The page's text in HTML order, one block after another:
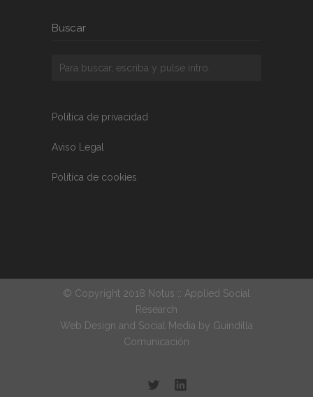
Buscar
Política de privacidad
Aviso Legal
Política de cookies
© Copyright 2018 Notus :: Applied Social
Research
Web Design and Social Media by Guindilla
Comunicación